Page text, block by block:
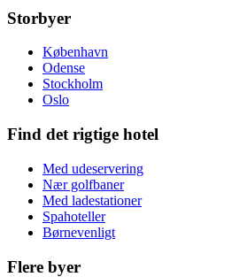
Storbyer
København
Odense
Stockholm
Oslo
Find det rigtige hotel
Med udeservering
Nær golfbaner
Med ladestationer
Spahoteller
Børnevenligt
Flere byer